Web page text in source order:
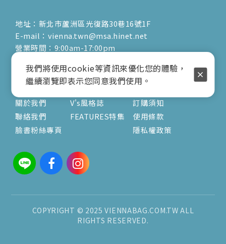
地址：新北市蘆洲區光復路30巷16號1F
E-mail：vienna.twn@msa.hinet.net
營業時間：9:00am-17:00pm
關於
關於我們
聯絡我們
臉書粉絲專頁
文章
V's風格誌
FEATURES特集
服務
訂購須知
使用條款
隱私權政策
COPYRIGHT © 2025 VIENNABAG.COM.TW ALL
RIGHTS RESERVED.
我們將使用cookie等資訊來優化您的體驗，
繼續瀏覽即表示您同意我們使用。